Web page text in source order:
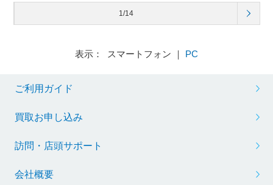
1/14
表示： スマートフォン ｜ PC
ご利用ガイド
買取お申し込み
訪問・店頭サポート
会社概要